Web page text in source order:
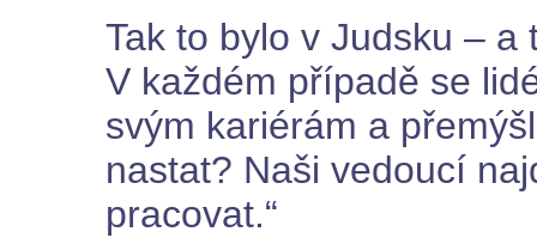
Tak to bylo v Judsku –
V každém případě se
svým kariérám a
nastat? Naši vedoucí
pracovat.“